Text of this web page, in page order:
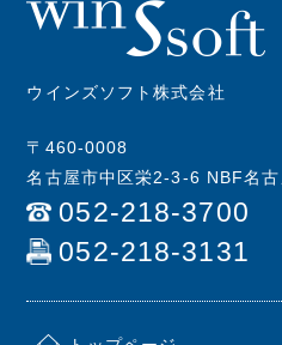
ウインズソフト株式会社
〒460-0008
名古屋市中区栄2-3-6 NBF名
052-218-3700
052-218-3131